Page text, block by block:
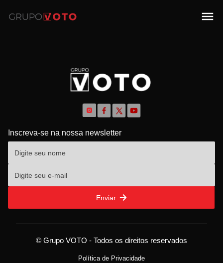
Inscreva-se na nossa newsletter
Enviar
© Grupo VOTO - Todos os direitos reservados
Política de Privacidade